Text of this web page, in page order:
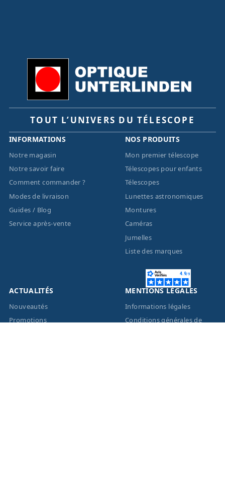
TOUT L’UNIVERS DU TÉLESCOPE
INFORMATIONS
Notre magasin
Notre savoir faire
Comment commander ?
Modes de livraison
Guides / Blog
Service après-vente
NOS PRODUITS
Mon premier télescope
Télescopes pour enfants
Télescopes
Lunettes astronomiques
Montures
Caméras
Jumelles
Liste des marques
ACTUALITÉS
Nouveautés
Promotions
MENTIONS LÉGALES
Informations légales
Conditions générales de